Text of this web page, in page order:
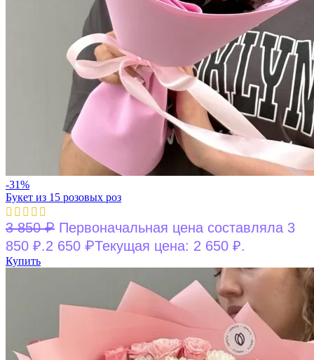
-31%
Букет из 15 розовых роз
3 850₽ Первоначальная цена составляла 3
850 ₽.2 650 ₽Текущая цена: 2 650 ₽.
Купить